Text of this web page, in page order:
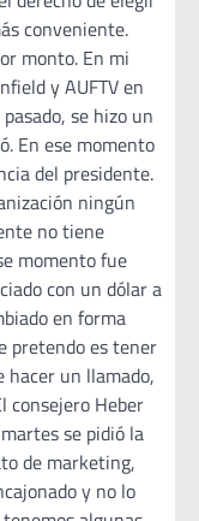
conveniente.
monto. En mi
y AUFTV en
se hizo un
En ese momento
del presidente.
ningún
no tiene
momento fue
con un dólar a
en forma
pretendo es tener
hacer un llamado,
consejero Heber
se pidió la
de marketing,
y no lo